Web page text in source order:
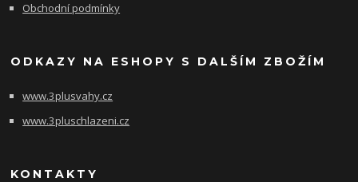
Obchodní podmínky
ODKAZY NA ESHOPY S DALŠÍM ZBOŽÍM
www.3plusvahy.cz
www.3pluschlazeni.cz
KONTAKTY